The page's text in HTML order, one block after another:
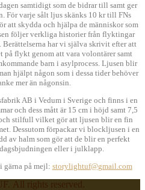
samtidigt som de bidrar till samt ger
För varje sålt ljus skänks 10 kr till FNs
att skydda och hjälpa de människor som
följer verkliga historier från flyktingar
har vi själva skrivit efter att
flykt genom att vara volontärer samt
barn i asylprocess. Ljusen blir
hjälpt någon som i dessa tider behöver
mer än någonsin.
AB i Vedum i Sverige och finns i en
och dess mått är 15 cm i höjd samt 7,5
stilfull vilket gör att ljusen blir en fin
Dessutom förpackar vi blockljusen i en
av halm som gör att de blir en perfekt
eller i julklapp.
gärna på mejl: storylightuf@gmail.com
All rights reserved.